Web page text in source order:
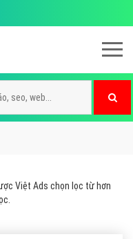
Việt Ads chọn lọc từ hơn